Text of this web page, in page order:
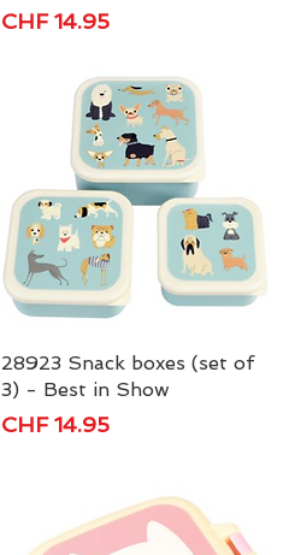
Preis
CHF 14.95
Schnellansicht
28923 Snack boxes (set of
3) - Best in Show
Preis
CHF 14.95